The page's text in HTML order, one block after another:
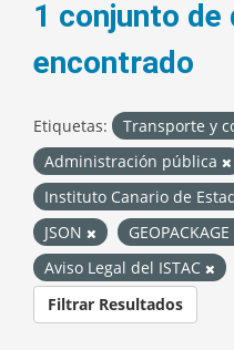
1 conjunto de
encontrado
Etiquetas:
Transporte y
Administración pública
Instituto Canario de
JSON
GEOPACKAGE
Aviso Legal del ISTAC
Filtrar Resultados